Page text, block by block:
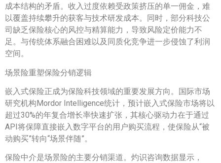
成本结构的矛盾。收入过度依赖受政策挤压的单一佣金，难
以覆盖持续攀升的获客与技术研发成本。同时，部分科技公
司缺乏保险核心的风控与精算能力，导致风险定价能力不
足。与传统体系融合困难以及同质化竞争进一步侵蚀了利润
空间。
场景险重塑保险分销逻辑
嵌入式保险正成为保险科技领域的重要发展方向。国际市场
研究机构Mordor Intelligence统计，预计嵌入式保险市场将以
超过30%的年复合增长率快速扩张，其核心驱动力在于通过
API将保障直接嵌入数字平台的用户购买流程，使保险从“被
动购买”转向“场景伴随”。
保险中介是场景险的主要分销渠道。灼识咨询数据显示，